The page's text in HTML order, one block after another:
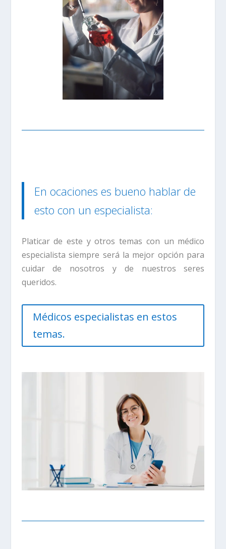
En ocaciones es bueno hablar de
esto con un especialista:
Platicar de este y otros temas con un médico
especialista siempre será la mejor opción para
cuidar de nosotros y de nuestros seres
queridos.
Médicos especialistas en estos
temas.